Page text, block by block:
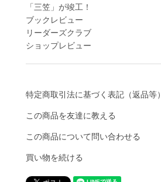
「三笠」が竣工！
ブックレビュー
リーダーズクラブ
ショップレビュー
特定商取引法に基づく表記（返品等）
この商品を友達に教える
この商品について問い合わせる
買い物を続ける